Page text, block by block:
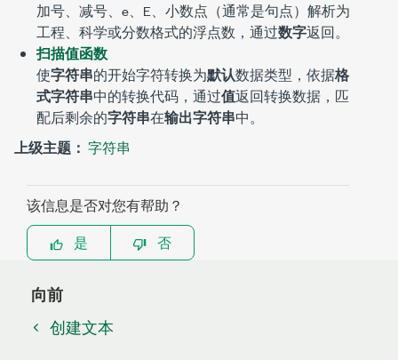
加号、减号、e、E、小数点（通常是句点）解析为
工程、科学或分数格式的浮点数，通过数字返回。
扫描值函数
使字符串的开始字符转换为默认数据类型，依据格
式字符串中的转换代码，通过值返回转换数据，匹
配后剩余的字符串在输出字符串中。
上级主题： 字符串
该信息是否对您有帮助？
是
否
向前
创建文本